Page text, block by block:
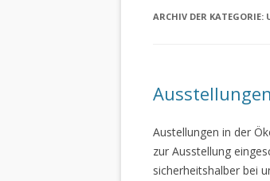
ARCHIV DER KATEGORIE:
Ausstellungen
Austellungen in der
zur Ausstellung
sicherheitshalber bei